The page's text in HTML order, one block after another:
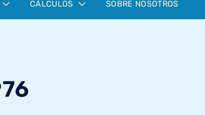
CÁLCULOS SOBRE NOSOTROS